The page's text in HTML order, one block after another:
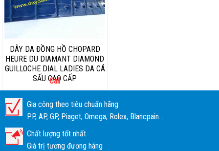
DÂY DA ĐỒNG HỒ CHOPARD
HEURE DU DIAMANT DIAMOND
GUILLOCHE DIAL LADIES DA CÁ
SẤU CAO CẤP
Call
Gia công theo tiêu chuẩn hãng:
PP, AP, GP, Piaget, Omega, Rolex, Blancpain...
Chất lượng tốt nhất
Giá trị tương đương hãng